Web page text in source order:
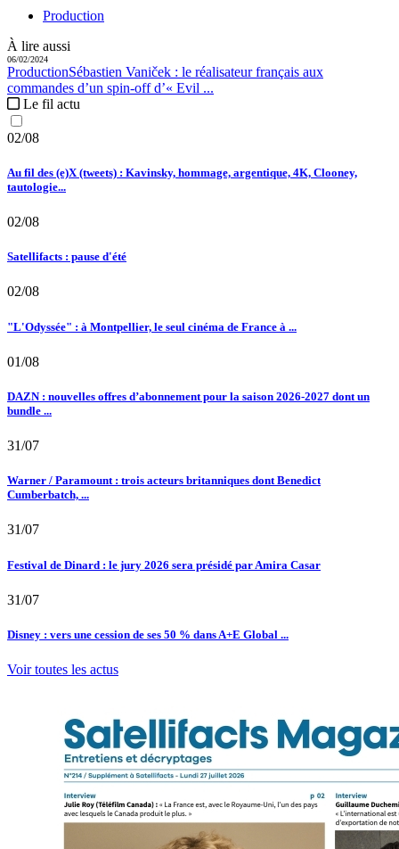
Production
À lire aussi
06/02/2024
ProductionSébastien Vaniček : le réalisateur français aux
commandes d’un spin-off d’« Evil ...
Le fil actu
02/08
Au fil des (e)X (tweets) : Kavinsky, hommage, argentique, 4K, Clooney,
tautologie...
02/08
Satellifacts : pause d'été
02/08
"L'Odyssée" : à Montpellier, le seul cinéma de France à ...
01/08
DAZN : nouvelles offres d’abonnement pour la saison 2026-2027 dont un
bundle ...
31/07
Warner / Paramount : trois acteurs britanniques dont Benedict
Cumberbatch, ...
31/07
Festival de Dinard : le jury 2026 sera présidé par Amira Casar
31/07
Disney : vers une cession de ses 50 % dans A+E Global ...
Voir toutes les actus